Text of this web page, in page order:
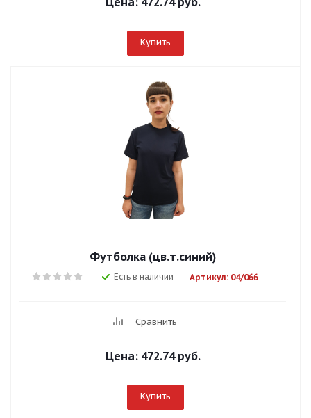
Купить
Футболка (цв.т.синий)
Есть в наличии Артикул: 04/066
Сравнить
Цена: 472.74 руб.
Купить